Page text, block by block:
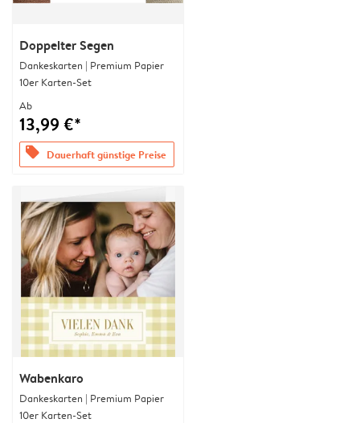
Doppelter Segen
Dankeskarten | Premium Papier
10er Karten-Set
Ab
13,99 €*
offers Dauerhaft günstige Preise
Wabenkaro
Dankeskarten | Premium Papier
10er Karten-Set